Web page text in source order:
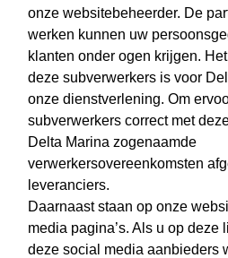
onze websitebeheerder. De
werken kunnen uw
klanten onder ogen krijgen.
deze subverwerkers is voor
onze dienstverlening. Om
subverwerkers correct met
Delta Marina zogenaamde
verwerkersovereenkomsten
leveranciers.
Daarnaast staan op onze
media pagina’s. Als u op deze
deze social media aanbieders